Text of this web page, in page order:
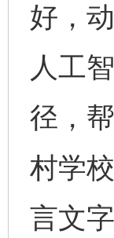
好，
人工
径，
村学
言文